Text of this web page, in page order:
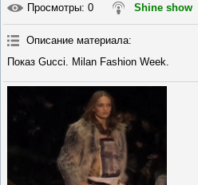
Просмотры: 0 Shine show
Описание материала:
Показ Gucci. Milan Fashion Week.